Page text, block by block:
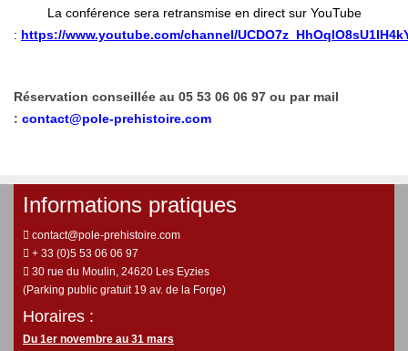
La conférence sera retransmise en direct sur YouTube
: https://www.youtube.com/channel/
Réservation conseillée au 05 53 06 06 97 ou par mail
: contact@pole-prehistoire.com
Informations pratiques
contact@pole-prehistoire.com
+ 33 (0)5 53 06 06 97
30 rue du Moulin, 24620 Les Eyzies
(Parking public gratuit 19 av. de la Forge)
Horaires :
Du 1er novembre au 31 mars